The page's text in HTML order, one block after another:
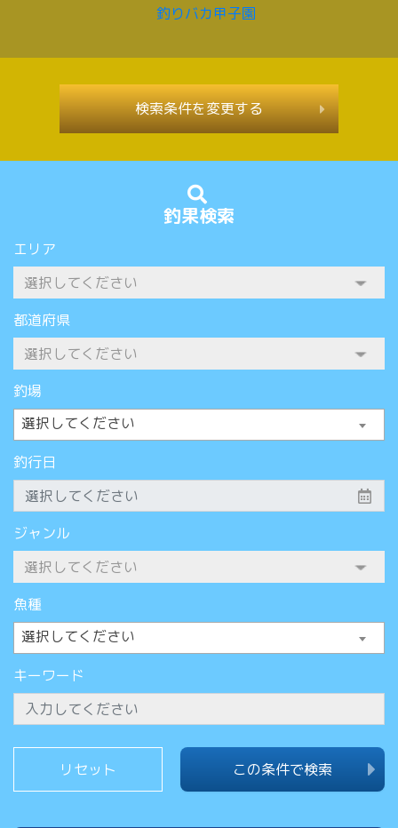
釣果検索
エリア
都道府県
釣場
選択してください
釣行日
ジャンル
魚種
選択してください
キーワード
この条件で検索
検索条件を変更する